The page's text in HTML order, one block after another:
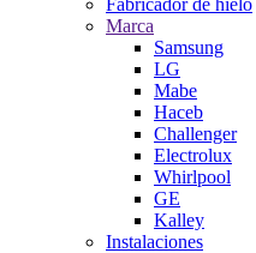
Fabricador de hielo
Marca
Samsung
LG
Mabe
Haceb
Challenger
Electrolux
Whirlpool
GE
Kalley
Instalaciones